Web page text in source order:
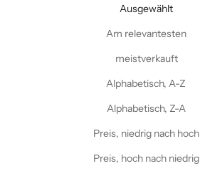
Ausgewählt
Am relevantesten
meistverkauft
Alphabetisch, A-Z
Alphabetisch, Z-A
Preis, niedrig nach hoch
Preis, hoch nach niedrig